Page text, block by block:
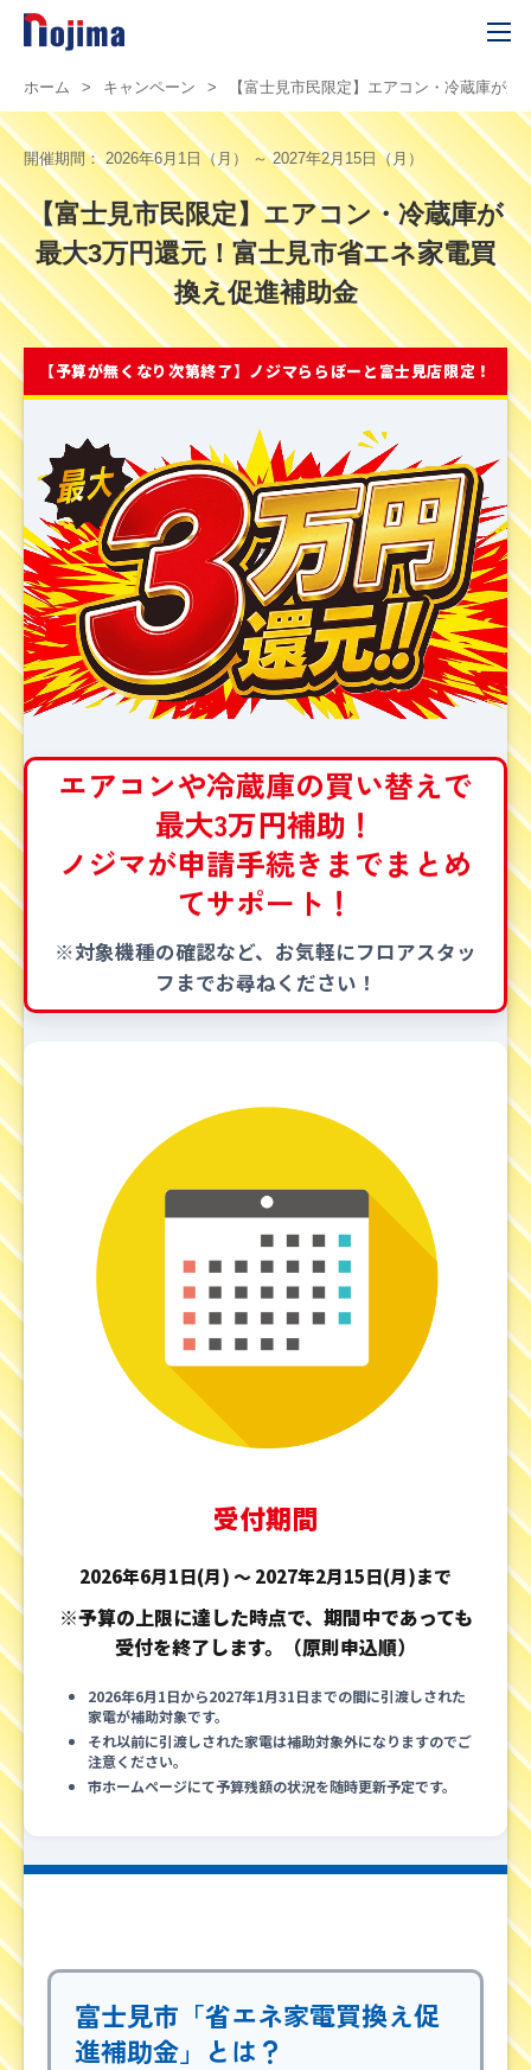
ホーム > キャンペーン > 【富士見市民限定】エアコン・冷蔵庫が
開催期間：2026年6月1日（月） ～ 2027年2月15日（月）
【富士見市民限定】エアコン・冷蔵庫が
最大3万円還元！富士見市省エネ家電買
換え促進補助金
【予算が無くなり次第終了】ノジマららぽーと富士見店限定！
エアコンや冷蔵庫の買い替えで
最大3万円補助！
ノジマが申請手続きまでまとめ
てサポート！
※対象機種の確認など、お気軽にフロアスタッ
フまでお尋ねください！
受付期間
2026年6月1日(月) ～ 2027年2月15日(月)まで
※予算の上限に達した時点で、期間中であっても
受付を終了します。（原則申込順）
2026年6月1日から2027年1月31日までの間に引渡しされた
家電が補助対象です。
それ以前に引渡しされた家電は補助対象外になりますのでご
注意ください。
市ホームページにて予算残額の状況を随時更新予定です。
富士見市「省エネ家電買換え促
進補助金」とは？